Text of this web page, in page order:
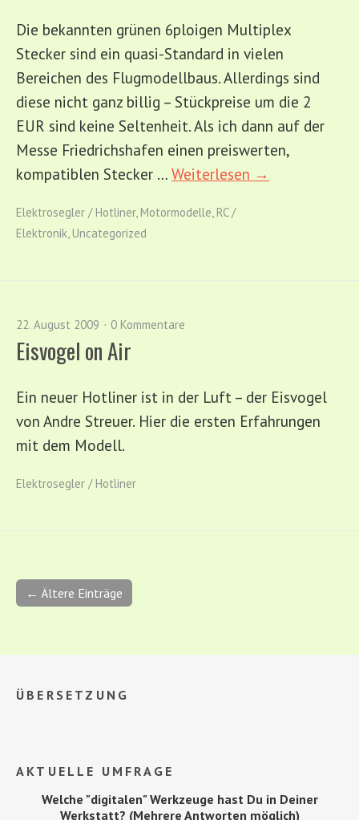
Die bekannten grünen 6ploigen Multiplex
Stecker sind ein quasi-Standard in vielen
Bereichen des Flugmodellbaus. Allerdings sind
diese nicht ganz billig – Stückpreise um die 2
EUR sind keine Seltenheit. Als ich dann auf der
Messe Friedrichshafen einen preiswerten,
kompatiblen Stecker … Weiterlesen →
Elektrosegler / Hotliner, Motormodelle, RC /
Elektronik, Uncategorized
22. August 2009 0 Kommentare
Eisvogel on Air
Ein neuer Hotliner ist in der Luft – der Eisvogel
von Andre Streuer. Hier die ersten Erfahrungen
mit dem Modell.
Elektrosegler / Hotliner
← Ältere Einträge
ÜBERSETZUNG
AKTUELLE UMFRAGE
Welche "digitalen" Werkzeuge hast Du in Deiner
Werkstatt? (Mehrere Antworten möglich)